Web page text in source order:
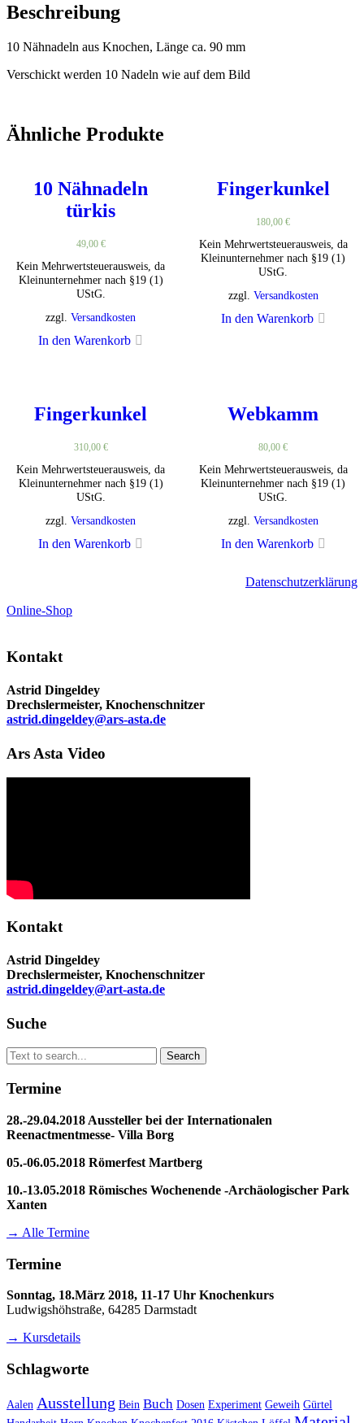
Beschreibung
10 Nähnadeln aus Knochen, Länge ca. 90 mm
Verschickt werden 10 Nadeln wie auf dem Bild
Ähnliche Produkte
10 Nähnadeln
türkis
49,00 €
Kein Mehrwertsteuerausweis, da
Kleinunternehmer nach §19 (1)
UStG.
zzgl.Versandkosten
In den Warenkorb
Fingerkunkel
180,00€
Kein Mehrwertsteuerausweis, da
Kleinunternehmer nach §19 (1)
UStG.
zzgl. Versandkosten
In den Warenkorb
Fingerkunkel
310,00 €
Kein Mehrwertsteuerausweis, da
Kleinunternehmer nach §19 (1)
UStG.
zzgl.Versandkosten
In den Warenkorb
Webkamm
80,00€
Kein Mehrwertsteuerausweis, da
Kleinunternehmer nach §19 (1)
UStG.
zzgl. Versandkosten
In den Warenkorb
Datenschutzerklärung
Online-Shop
Kontakt
Astrid Dingeldey
Drechslermeister, Knochenschnitzer
astrid.dingeldey@ars-asta.de
Ars Asta Video
Kontakt
Astrid Dingeldey
Drechslermeister, Knochenschnitzer
astrid.dingeldey@art-asta.de
Suche
Search
for:
Search
Termine
28.-29.04.2018 Aussteller bei der Internationalen
Reenactmentmesse- Villa Borg
05.-06.05.2018 Römerfest Martberg
10.-13.05.2018 Römisches Wochenende -Archäologischer Park
Xanten
→ Alle Termine
Termine
Sonntag, 18.März 2018, 11-17 Uhr Knochenkurs
Ludwigshöhstraße, 64285 Darmstadt
→ Kursdetails
Schlagworte
Aalen Ausstellung Bein Buch Dosen Experiment Geweih Gürtel